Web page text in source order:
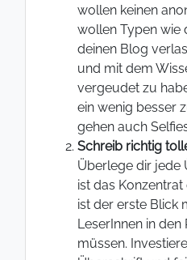
wollen keinen
wollen Typen wie
deinen Blog
und mit dem
vergeudet zu
ein wenig besser
gehen auch
Schreib richtig
Überlege dir jede
ist das
ist der erste Blick
LeserInnen in
müssen.